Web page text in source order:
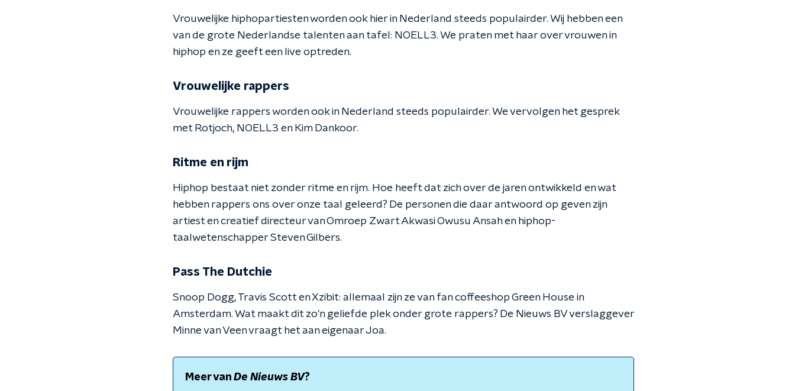
Vrouwelijke hiphopartiesten worden ook hier in Nederland steeds populairder. Wij hebben een
van de grote Nederlandse talenten aan tafel: NOELL3. We praten met haar over vrouwen in
hiphop en ze geeft een live optreden.
Vrouwelijke rappers
Vrouwelijke rappers worden ook in Nederland steeds populairder. We vervolgen het gesprek
met Rotjoch, NOELL3 en Kim Dankoor.
Ritme en rijm
Hiphop bestaat niet zonder ritme en rijm. Hoe heeft dat zich over de jaren ontwikkeld en wat
hebben rappers ons over onze taal geleerd? De personen die daar antwoord op geven zijn
artiest en creatief directeur van Omroep Zwart Akwasi Owusu Ansah en hiphop-
taalwetenschapper Steven Gilbers.
Pass The Dutchie
Snoop Dogg, Travis Scott en Xzibit: allemaal zijn ze van fan coffeeshop Green House in
Amsterdam. Wat maakt dit zo'n geliefde plek onder grote rappers? De Nieuws BV verslaggever
Minne van Veen vraagt het aan eigenaar Joa.
Meer van De Nieuws BV?